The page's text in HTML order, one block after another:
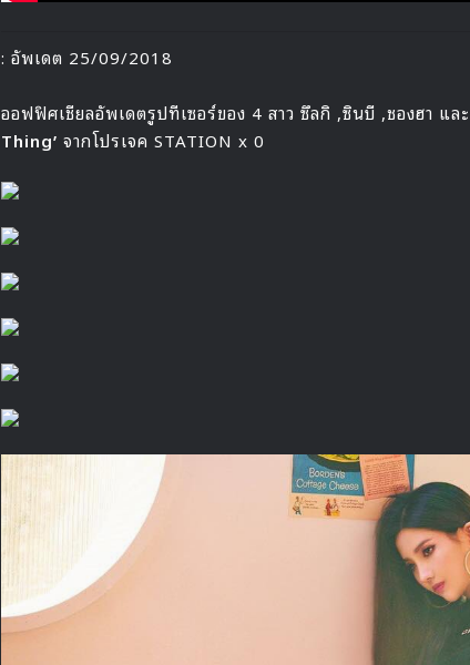
: อัพเดต 25/09/2018
ออฟฟิศเชียลอัพเดตรูปทีเซอร์ของ 4 สาว ซึลกิ ,ซินบี ,ชองฮา แ
Thing’ จากโปรเจค STATION x 0